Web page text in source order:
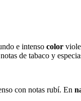
e intenso color
de tabaco y
con notas rubí. En